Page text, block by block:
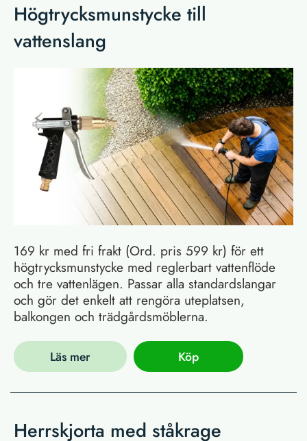
Högtrycksmunstycke till
vattenslang
169 kr med fri frakt (Ord. pris 599 kr) för ett
högtrycksmunstycke med reglerbart vattenflöde
och tre vattenlägen. Passar alla standardslangar
och gör det enkelt att rengöra uteplatsen,
balkongen och trädgårdsmöblerna.
Läs mer Köp
Herrskjorta med ståkrage